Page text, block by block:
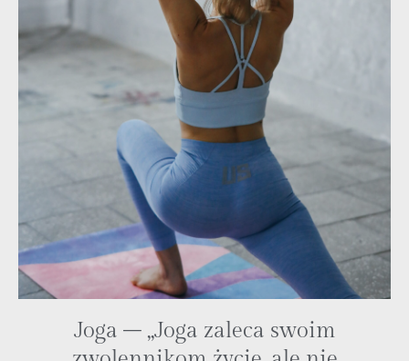
Joga – „Joga zaleca swoim